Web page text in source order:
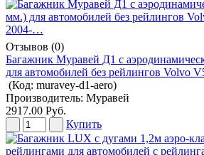
Отзывов (0)
Багажник Муравей Д1 с
для автомобилей без рейлингов Volvo
(Код: muravey-d1-aero)
Производитель: Муравей
2917.00 Руб.
Купить